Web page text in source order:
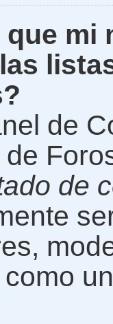
mi
de
de